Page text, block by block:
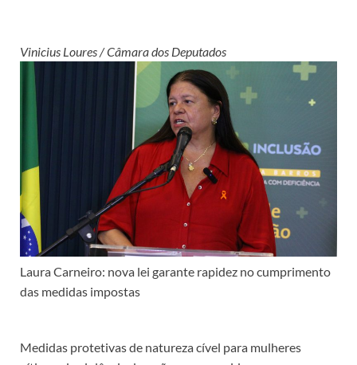
Vinicius Loures / Câmara dos Deputados
Laura Carneiro: nova lei garante rapidez no cumprimento
das medidas impostas
Medidas protetivas de natureza cível para mulheres